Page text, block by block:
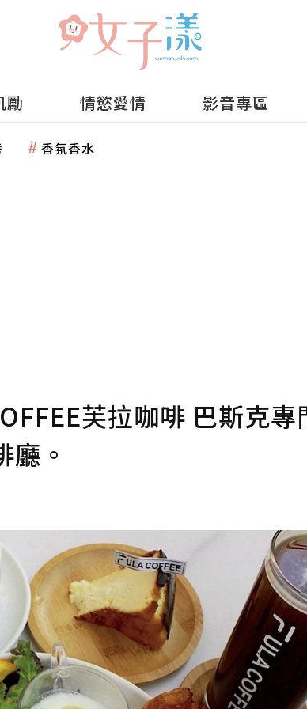
勵 情慾愛情 影音專區
香氛香水
芙拉咖啡 巴斯克專
。